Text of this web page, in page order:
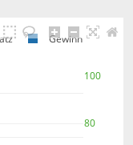
80
100
Gewinn